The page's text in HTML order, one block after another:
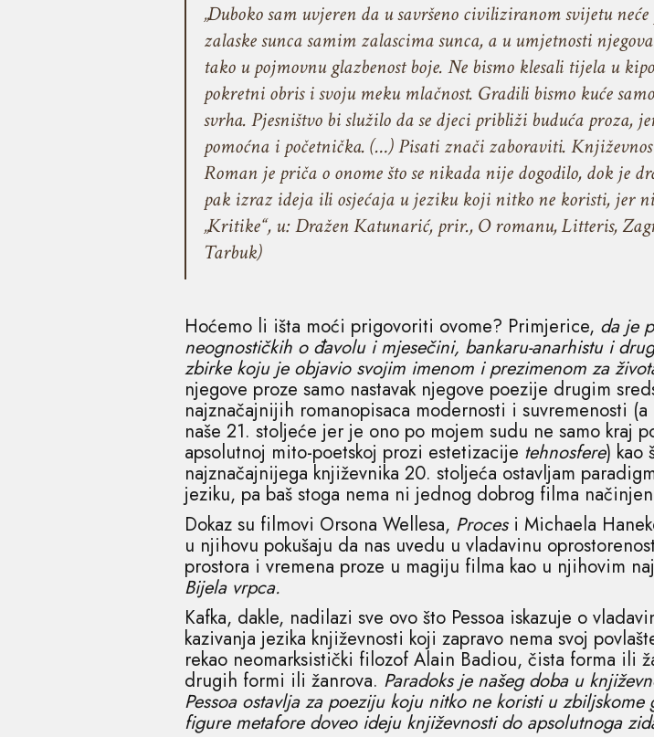
„Duboko sam uvjeren da u savršeno civiliziranom svijetu
zalaske sunca samim zalascima sunca, a u umjetnosti
tako u pojmovnu glazbenost boje. Ne bismo klesali tijela u
pokretni obris i svoju meku mlačnost. Gradili bismo kuće
svrha. Pjesništvo bi služilo da se djeci približi buduća
pomoćna i početnička. (…) Pisati znači zaboraviti.
Roman je priča o onome što se nikada nije dogodilo, dok je
pak izraz ideja ili osjećaja u jeziku koji nitko ne koristi, jer
„Kritike“, u: Dražen Katunarić, prir., O romanu, Litteris,
Tarbuk)
Hoćemo li išta moći prigovoriti ovome? Primjerice, da je
neognostičkih o đavolu i mjesečini, bankaru-anarhistu i
zbirke koju je objavio svojim imenom i prezimenom za
njegove proze samo nastavak njegove poezije drugim
najznačajnijih romanopisaca modernosti i suvremenosti
naše 21. stoljeće jer je ono po mojem sudu ne samo kraj
apsolutnoj mito-poetskoj prozi estetizacije tehnosfere) kao
najznačajnijega književnika 20. stoljeća ostavljam
jeziku, pa baš stoga nema ni jednog dobrog filma
Dokaz su filmovi Orsona Wellesa, Procesi Michaela
u njihovu pokušaju da nas uvedu u vladavinu
prostora i vremena proze u magiju filma kao u njihovim
Bijela vrpca.
Kafka, dakle, nadilazi sve ovo što Pessoa iskazuje o
kazivanja jezika književnosti koji zapravo nema svoj
rekao neomarksistički filozof Alain Badiou, čista forma ili
drugih formi ili žanrova. Paradoks je našeg doba u
Pessoa ostavlja za poeziju koju nitko ne koristi u
figure metafore doveo ideju književnosti do apsolutnoga